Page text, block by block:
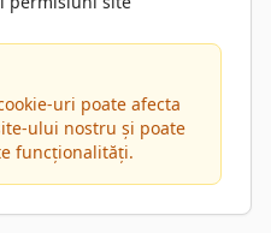
uri poate afecta
ului nostru și poate
funcționalități.